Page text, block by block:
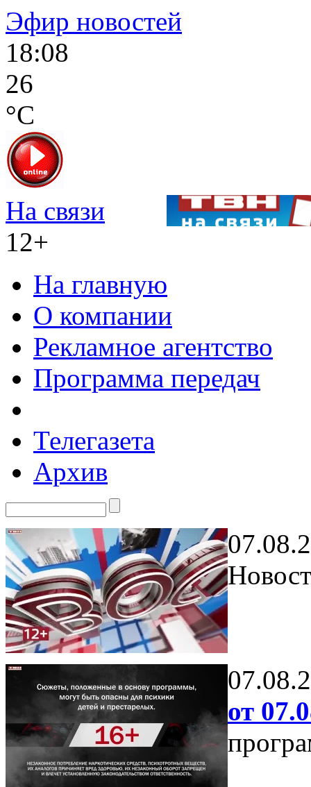
Эфир новостей
18:08
26
°C
На связи
12+
На главную
О компании
Рекламное агентство
Программа передач
Телегазета
Архив
от